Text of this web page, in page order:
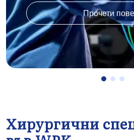
Прочети
Хирургични